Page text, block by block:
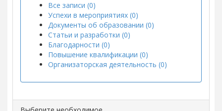
Все записи (0)
Успехи в мероприятиях (0)
Документы об образовании (0)
Статьи и разработки (0)
Благодарности (0)
Повышение квалификации (0)
Организаторская деятельность (0)